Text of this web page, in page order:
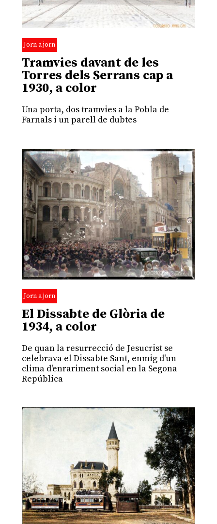
Jorn a jorn
Tramvies davant de les
Torres dels Serrans cap a
1930, a color
Una porta, dos tramvies a la Pobla de
Farnals i un parell de dubtes
Jorn a jorn
El Dissabte de Glòria de
1934, a color
De quan la resurrecció de Jesucrist se
celebrava el Dissabte Sant, enmig d'un
clima d'enrariment social en la Segona
República